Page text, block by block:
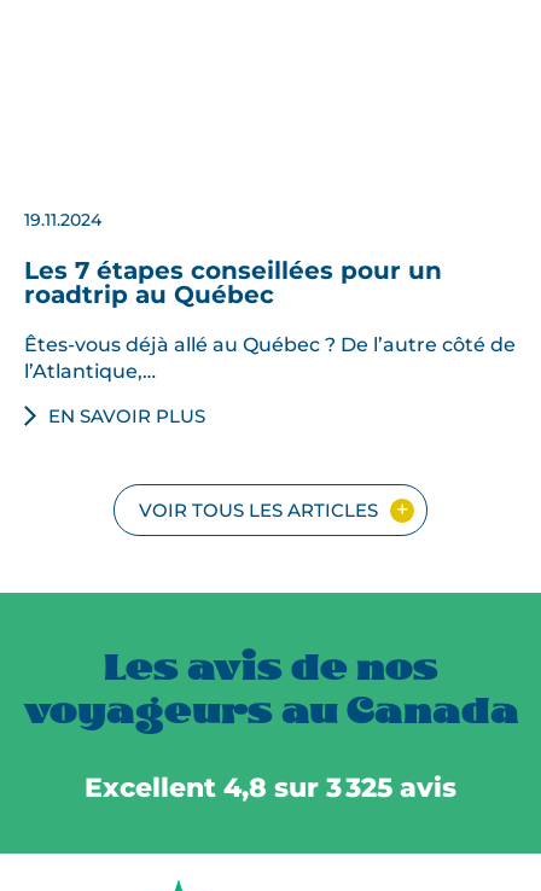
19.11.2024
Les 7 étapes conseillées pour un
roadtrip au Québec
Êtes-vous déjà allé au Québec ? De l’autre côté de
l’Atlantique,…
EN SAVOIR PLUS
VOIR TOUS LES ARTICLES
Les avis de nos
voyageurs au Canada
Excellent 4,8 sur 3 325 avis